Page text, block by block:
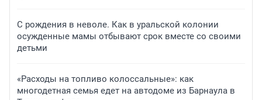
С рождения в неволе. Как в уральской колонии
осужденные мамы отбывают срок вместе со своими
детьми
«Расходы на топливо колоссальные»: как
многодетная семья едет на автодоме из Барнаула в